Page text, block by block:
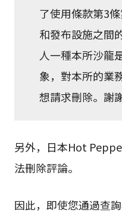
了使用條款第3
和發布設施之間
人一種本所沙龍
象，對本所的業
想請求刪除。謝
另外，日本Hot
法刪除評論。
因此，即使您通過查